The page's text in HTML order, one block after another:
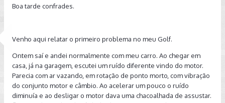
Boa tarde confrades.
Venho aqui relatar o primeiro problema no meu Golf.
Ontem saí e andei normalmente com meu carro. Ao chegar em
casa, já na garagem, escutei um ruído diferente vindo do motor.
Parecia com ar vazando, em rotação de ponto morto, com vibração
do conjunto motor e câmbio. Ao acelerar um pouco o ruído
diminuía e ao desligar o motor dava uma chacoalhada de assustar.